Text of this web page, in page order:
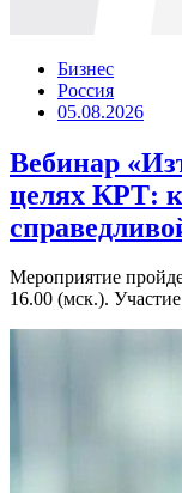
Бизнес
Россия
05.08.2026
Вебинар
целях КРТ:
Мероприятие
16.00 (мск.).